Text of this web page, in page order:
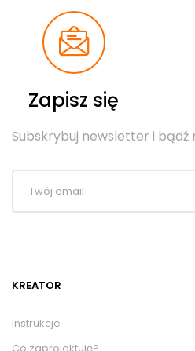
Zapisz się
Subskrybuj newsletter i bądź
KREATOR
Instrukcje